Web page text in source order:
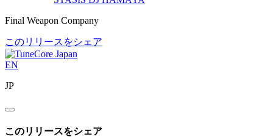
Final Weapon Company
このリリースをシェア
EN
JP
このリリースをシェア